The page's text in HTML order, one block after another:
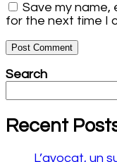
Save my name,
for the next time I
Search
Recent
L’avocat, un